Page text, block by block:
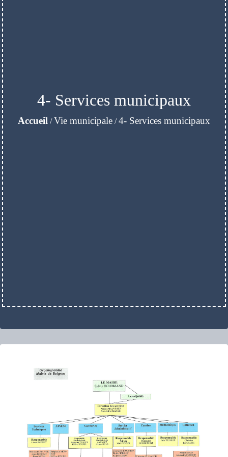
4- Services municipaux
Accueil /Vie municipale /4- Services municipaux